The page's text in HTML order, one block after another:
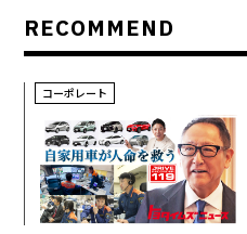
RECOMMEND
コーポレート